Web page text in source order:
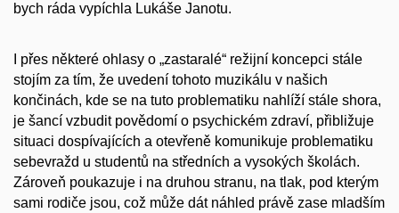
bych ráda vypíchla Lukáše Janotu.
I přes některé ohlasy o „zastaralé“ režijní koncepci stále
stojím za tím, že uvedení tohoto muzikálu v našich
končinách, kde se na tuto problematiku nahlíží stále shora,
je šancí vzbudit povědomí o psychickém zdraví, přibližuje
situaci dospívajících a otevřeně komunikuje problematiku
sebevražd u studentů na středních a vysokých školách.
Zároveň poukazuje i na druhou stranu, na tlak, pod kterým
sami rodiče jsou, což může dát náhled právě zase mladším